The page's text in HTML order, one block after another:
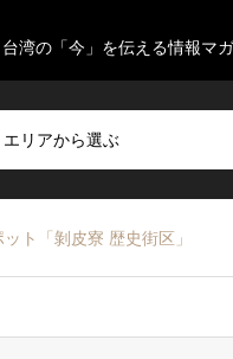
台湾の「今」を伝える情報マ
エリアから選ぶ
ト「剝皮寮 歴史街区」